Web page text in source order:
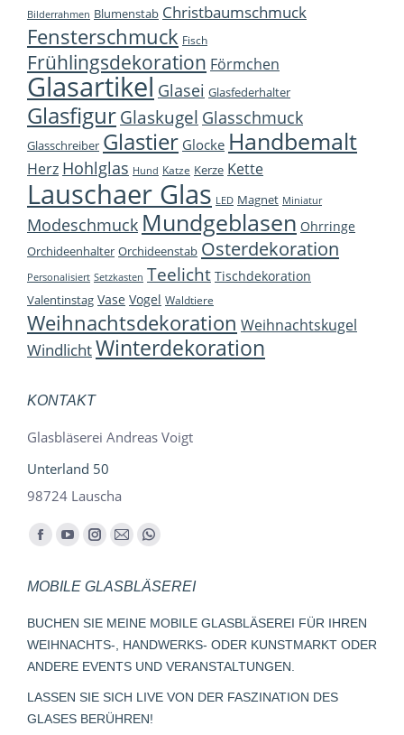
Bilderrahmen Blumenstab Christbaumschmuck
Fensterschmuck Fisch
Frühlingsdekoration Förmchen
Glasartikel Glasei Glasfederhalter
Glasfigur Glaskugel Glasschmuck
Glasschreiber Glastier Glocke Handbemalt
Herz Hohlglas Hund Katze Kerze Kette
Lauschaer Glas LED Magnet Miniatur
Modeschmuck Mundgeblasen Ohrringe
Orchideenhalter Orchideenstab Osterdekoration
Personalisiert Setzkasten Teelicht Tischdekoration
Valentinstag Vase Vogel Waldtiere
Weihnachtsdekoration Weihnachtskugel
WindlichtWinterdekoration
KONTAKT
Glasbläserei Andreas Voigt
Unterland 50
98724 Lauscha
Finden Sie uns auf:
Facebook
opens
in
new
window
YouTube
opens
in
new
window
Instagram
opens
in
new
window
E-
page
opens
in
new
Whatsapp
opens
in
new
window
MOBILE GLASBLÄSEREI
BUCHEN SIE MEINE MOBILE GLASBLÄSEREI FÜR IHREN
WEIHNACHTS-, HANDWERKS- ODER KUNSTMARKT ODER
ANDERE EVENTS UND VERANSTALTUNGEN.
LASSEN SIE SICH LIVE VON DER FASZINATION DES
GLASES BERÜHREN!